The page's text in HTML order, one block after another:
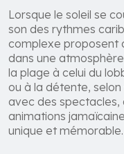
Lorsque le soleil se
son des rythmes
complexe proposent
dans une
la plage à celui du
ou à la détente, selon
avec des spectacles,
animations
unique et mémorable.